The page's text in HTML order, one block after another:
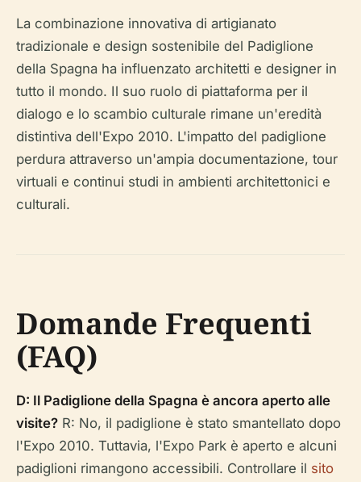
La combinazione innovativa di artigianato
tradizionale e design sostenibile del Padiglione
della Spagna ha influenzato architetti e designer in
tutto il mondo. Il suo ruolo di piattaforma per il
dialogo e lo scambio culturale rimane un'eredità
distintiva dell'Expo 2010. L'impatto del padiglione
perdura attraverso un'ampia documentazione, tour
virtuali e continui studi in ambienti architettonici e
culturali.
Domande Frequenti
(FAQ)
D: Il Padiglione della Spagna è ancora aperto alle
visite? R: No, il padiglione è stato smantellato dopo
l'Expo 2010. Tuttavia, l'Expo Park è aperto e alcuni
padiglioni rimangono accessibili. Controllare il sito